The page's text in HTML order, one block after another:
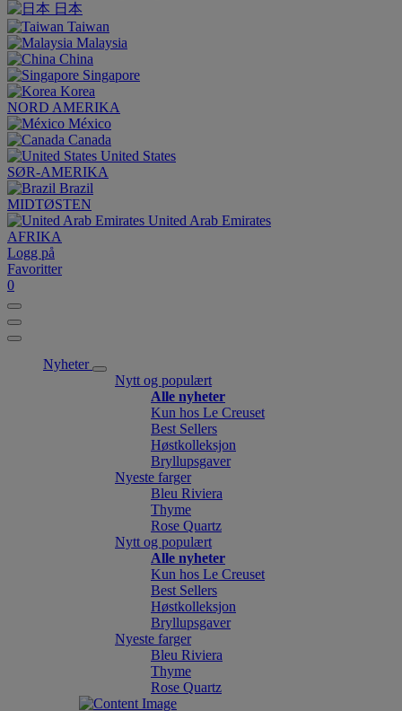
日本
Taiwan
Malaysia
China
Singapore
Korea
NORD AMERIKA
México
Canada
United States
SØR-AMERIKA
Brazil
MIDTØSTEN
United Arab Emirates
AFRIKA
Logg på
Favoritter
0
Nyheter
Nytt og populært
Alle nyheter
Kun hos Le Creuset
Best Sellers
Høstkolleksjon
Bryllupsgaver
Nyeste farger
Bleu Riviera
Thyme
Rose Quartz
Nytt og populært
Alle nyheter
Kun hos Le Creuset
Best Sellers
Høstkolleksjon
Bryllupsgaver
Nyeste farger
Bleu Riviera
Thyme
Rose Quartz